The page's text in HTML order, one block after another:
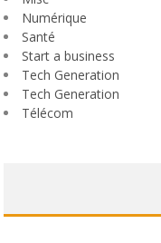
Numérique
Santé
Start a business
Tech Generation
Tech Generation
Télécom